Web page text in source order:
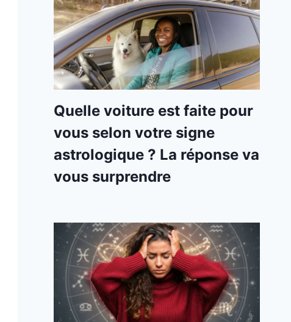
Quelle voiture est faite pour
vous selon votre signe
astrologique ? La réponse va
vous surprendre